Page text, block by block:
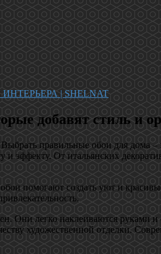
| SHELNAT
добавят стиль и
правильные обои для дома –
эффекту. От итальянских
помогают создать уют и
Они легко наклеиваются руками
художественной отделки.